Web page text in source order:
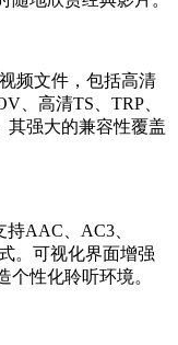
频文件，包括高清
、高清TS、TRP、
其强大的兼容性覆盖
AAC、AC3、
。可视化界面增强
性化聆听环境。